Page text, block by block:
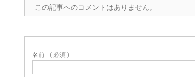
この記事へのコメントはありません。
名前 ( 必須 )